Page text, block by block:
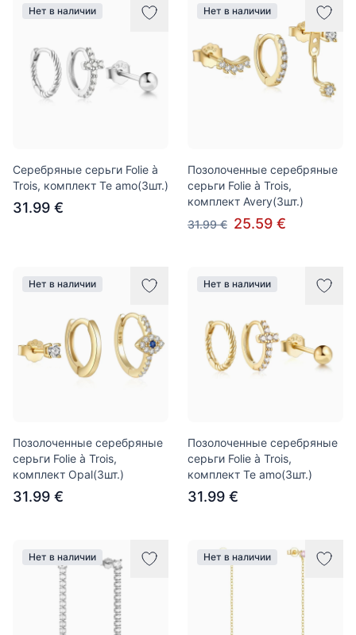
Нет в наличии
Серебряные серьги Folie à
Trois, комплект Te amo(3шт.)
31.99 €
Нет в наличии
Позолоченные серебряные
серьги Folie à Trois,
комплект Avery(3шт.)
31.99 € 25.59 €
Нет в наличии
Позолоченные серебряные
серьги Folie à Trois,
комплект Opal(3шт.)
31.99 €
Нет в наличии
Позолоченные серебряные
серьги Folie à Trois,
комплект Te amo(3шт.)
31.99 €
Нет в наличии Нет в наличии